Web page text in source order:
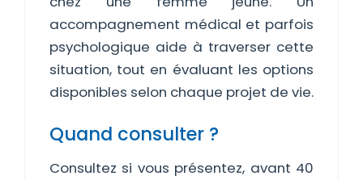
accompagnement médical et parfois
psychologique aide à traverser cette
situation, tout en évaluant les options
disponibles selon chaque projet de vie.
Quand consulter ?
Consultez si vous présentez, avant 40